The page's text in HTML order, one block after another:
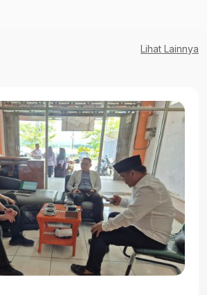
Lihat Lainnya